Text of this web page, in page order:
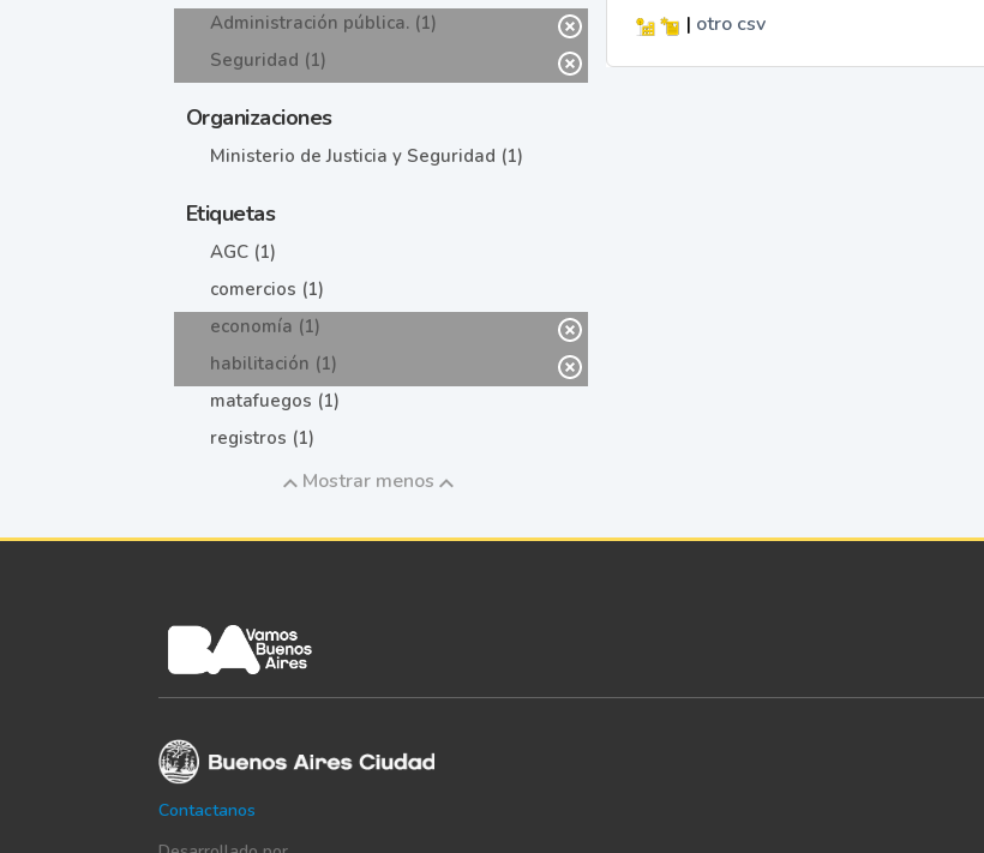
Administración pública. (1)
Seguridad (1)
Organizaciones
Ministerio de Justicia y Seguridad (1)
Etiquetas
AGC (1)
comercios (1)
economía (1)
habilitación (1)
matafuegos (1)
registros (1)
Mostrar menos
| otro csv
Contactanos